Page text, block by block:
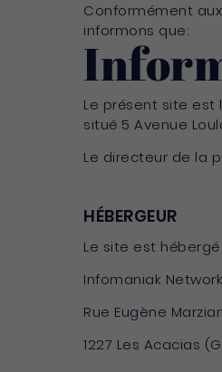
Conformément
informons que:
Le présent site est
situé 5 Avenue
Le directeur de la
HÉBERGEUR
Le site est
Infomaniak
Rue Eugène
1227 Les Acacias